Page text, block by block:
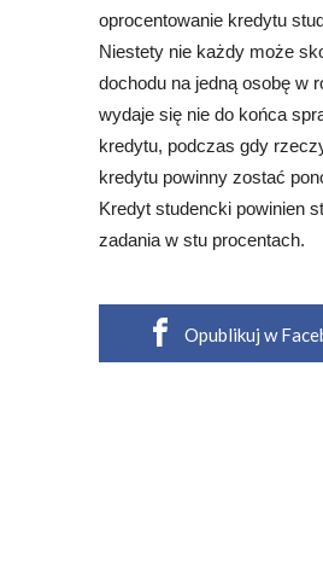
oprocentowanie kredytu
Niestety nie każdy może
dochodu na jedną osobę w
wydaje się nie do końca
kredytu, podczas gdy
kredytu powinny zostać
Kredyt studencki powinien
zadania w stu procentach.
Opublikuj w